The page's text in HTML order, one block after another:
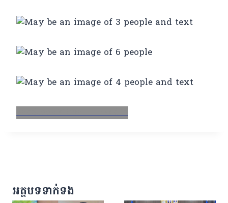
FacebookXEmailLinkedIn
អត្ថបទទាក់ទង